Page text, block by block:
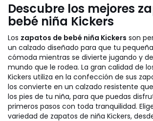
Descubre los mejores
bebé niña Kickers
Los zapatos de bebé niña Kickers son
un calzado diseñado para que tu
cómoda mientras se divierte jugando y
mundo que le rodea. La gran calidad de
Kickers utiliza en la confección de sus
los convierte en un calzado resistente
los pies de tu niña, para que puedas
primeros pasos con toda tranquilidad.
variedad de zapatos de niña Kickers,